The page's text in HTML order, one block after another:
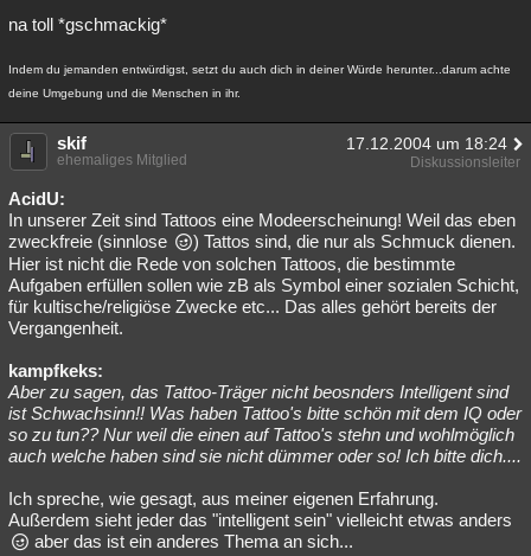
na toll *gschmackig*
Indem du jemanden entwürdigst, setzt du auch dich in deiner Würde herunter...darum achte
deine Umgebung und die Menschen in ihr.
skif 17.12.2004 um 18:24
ehemaliges Mitglied Diskussionsleiter
AcidU:
In unserer Zeit sind Tattoos eine Modeerscheinung! Weil das eben
zweckfreie (sinnlose
) Tattos sind, die nur als Schmuck dienen.
Hier ist nicht die Rede von solchen Tattoos, die bestimmte
Aufgaben erfüllen sollen wie zB als Symbol einer sozialen Schicht,
für kultische/religiöse Zwecke etc... Das alles gehört bereits der
Vergangenheit.
kampfkeks:
Aber zu sagen, das Tattoo-Träger nicht beosnders Intelligent sind
ist Schwachsinn!! Was haben Tattoo's bitte schön mit dem IQ oder
so zu tun?? Nur weil die einen auf Tattoo's stehn und wohlmöglich
auch welche haben sind sie nicht dümmer oder so! Ich bitte dich....
Ich spreche, wie gesagt, aus meiner eigenen Erfahrung.
Außerdem sieht jeder das "intelligent sein" vielleicht etwas anders
aber das ist ein anderes Thema an sich...